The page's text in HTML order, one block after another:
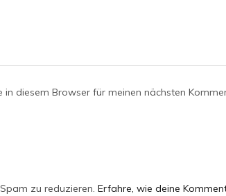
diesem Browser für meinen nächsten
zu reduzieren. Erfahre, wie deine